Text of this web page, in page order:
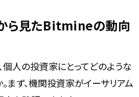
ら見たBitmineの動向
人の投資家にとってどのような
まず、機関投資家がイーサリアム